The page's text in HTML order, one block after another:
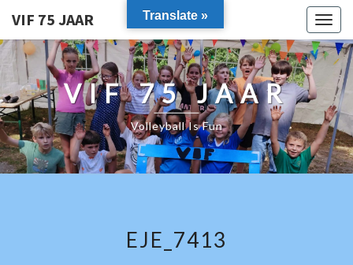
VIF 75 JAAR
VIF 75 JAAR
Volleyball Is Fun
EJE_7413
Translate »